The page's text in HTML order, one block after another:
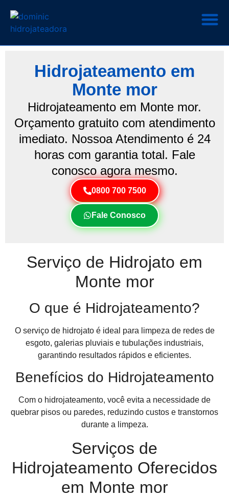
Hidrojateamento em
Monte mor
Hidrojateamento em Monte mor.
Orçamento gratuito com atendimento
imediato. Nossoa Atendimento é 24
horas com garantia total. Fale
conosco agora mesmo.
0800 700 7500
Fale Conosco
Serviço de Hidrojato em
Monte mor
O que é Hidrojateamento?
O serviço de hidrojato é ideal para limpeza de redes de
esgoto, galerias pluviais e tubulações industriais,
garantindo resultados rápidos e eficientes.
Benefícios do Hidrojateamento
Com o hidrojateamento, você evita a necessidade de
quebrar pisos ou paredes, reduzindo custos e transtornos
durante a limpeza.
Serviços de
Hidrojateamento Oferecidos
em Monte mor